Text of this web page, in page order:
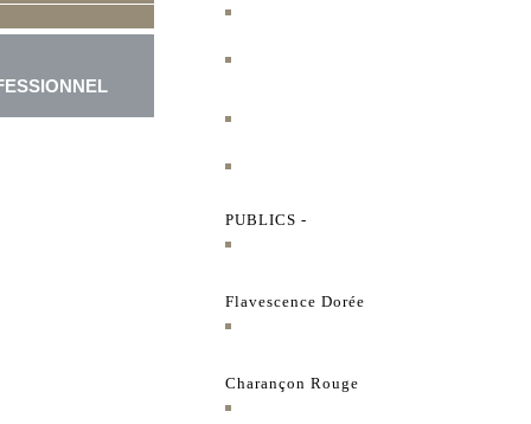
PUBLICS -
Flavescence Dorée
Charançon Rouge